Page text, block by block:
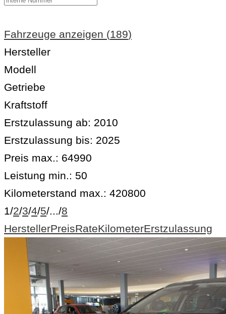
Fahrzeuge anzeigen (189)
Hersteller
Modell
Getriebe
Kraftstoff
Erstzulassung ab: 2010
Erstzulassung bis: 2025
Preis max.: 64990
Leistung min.: 50
Kilometerstand max.: 420800
1/2/3/4/5/.../8
HerstellerPreisRateKilometerErstzulassung